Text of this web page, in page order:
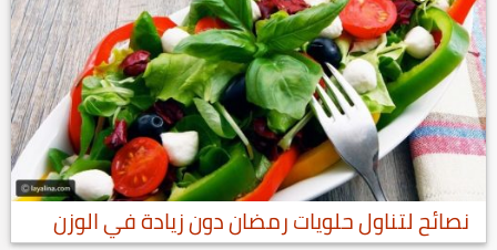
نصائح لتناول حلويات رمضان دون زيادة في الوزن